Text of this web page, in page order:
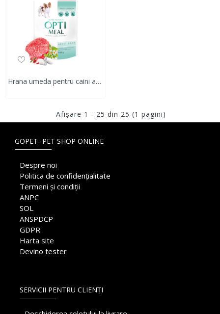
Hrana umeda pentru caini adulti, Super Premium OPTIMEAL CU VITĂ ȘI MERIȘOARE ÎN JELEU, 100g
Afişare 1 - 25 din 25 (1 pagini)
GOPET- PET SHOP ONLINE
Despre noi
Politica de confidențialitate
Termeni și condiții
ANPC
SOL
ANSPDCP
GDPR
Harta site
Devino tester
SERVICII PENTRU CLIENȚI